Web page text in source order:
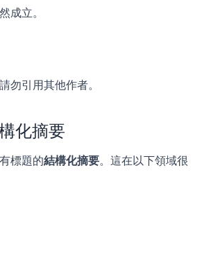
成立。
勿引用其他作者。
化摘要
標題的結構化摘要。這在以下領域很